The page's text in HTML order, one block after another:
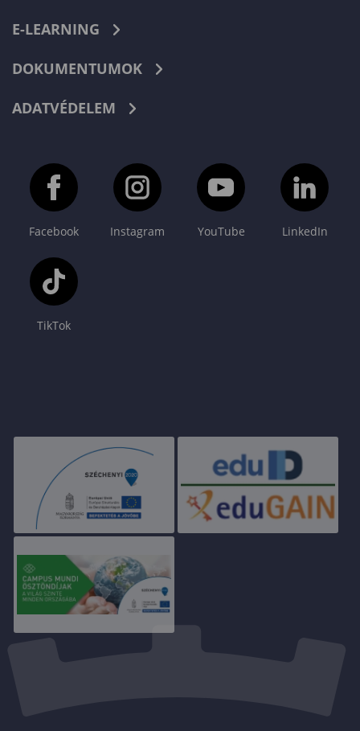
E-LEARNING
DOKUMENTUMOK
ADATVÉDELEM
Facebook Instagram YouTube LinkedIn
TikTok